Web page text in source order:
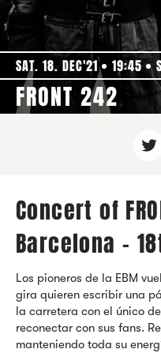
SAT. 18. DEC'21 19:45
FRONT 242
Concert of
Barcelona -
Los pioneros de la EBM
gira quieren escribir una
la carretera con el único
reconectar con sus fans.
manteniendo toda su